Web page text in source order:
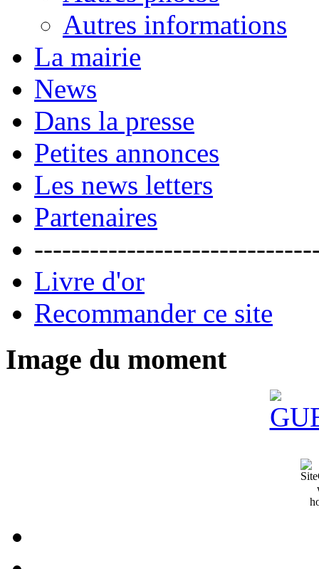
Autres informations
La mairie
News
Dans la presse
Petites annonces
Les news letters
Partenaires
Livre d'or
Recommander ce site
Image du moment